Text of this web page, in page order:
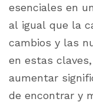
esenciales en
al igual que la
cambios y las
en estas
aumentar
de encontrar y